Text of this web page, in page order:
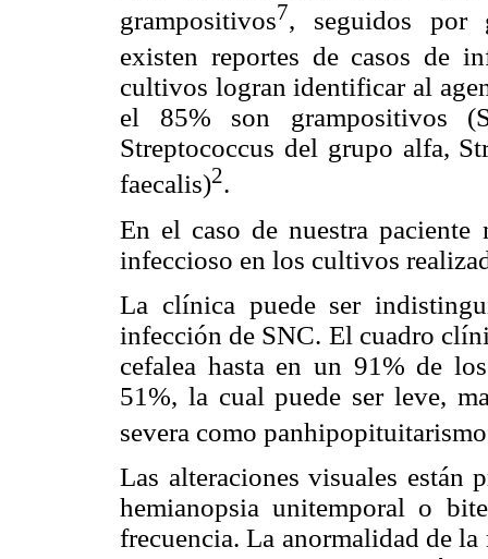
grampositivos7, seguidos por
existen reportes de casos de
cultivos logran identificar al
el 85% son grampositivos
Streptococcus del grupo alfa,
faecalis)2.
En el caso de nuestra
infeccioso en los cultivos
La clínica puede ser
infección de SNC. El cuadro
cefalea hasta en un 91% de
51%, la cual puede ser leve,
severa como panhipopituitarismo
Las alteraciones visuales están
hemianopsia unitemporal o
frecuencia. La anormalidad de